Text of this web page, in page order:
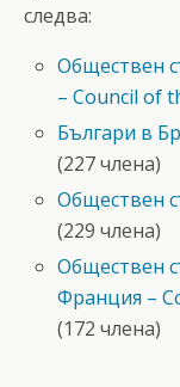
следва:
Обществен
– Council of
Българи в
(227 члена)
Обществен
(229 члена)
Обществен
Франция –
(172 члена)